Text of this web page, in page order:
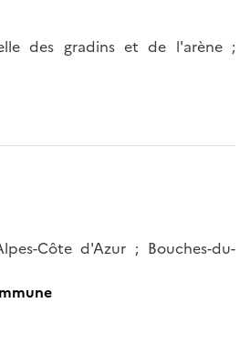
des gradins et de l'arène ;
Côte d'Azur ; Bouches-du-